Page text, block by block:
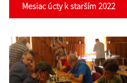
Mesiac úcty k starším 2022